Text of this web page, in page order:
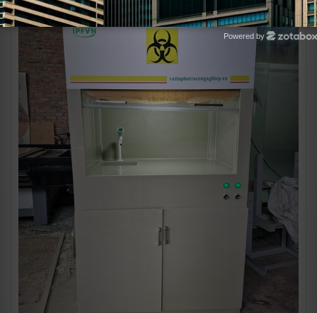
Powered by